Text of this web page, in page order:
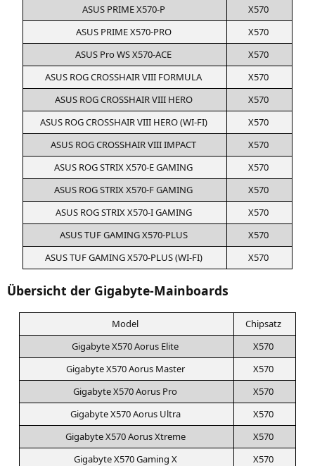
ASUS PRIMEX570‑P
X570
ASUS PRIMEX570-PRO
X570
ASUS ProWSX570-ACE
X570
ASUS ROGCROSSHAIRVIII FORMULA
X570
ASUS ROGCROSSHAIRVIII HERO
X570
ASUS ROGCROSSHAIRVIII HERO(WI-FI)
X570
ASUS ROGCROSSHAIRVIIIIMPACT
X570
ASUS ROGSTRIXX570‑EGAMING
X570
ASUS ROGSTRIXX570‑FGAMING
X570
ASUS ROGSTRIXX570‑IGAMING
X570
ASUSTUFGAMINGX570-PLUS
X570
ASUSTUFGAMINGX570-PLUS(WI-FI) X570
Übersicht der Gigabyte-Mainboards
Model
Chip­satz
Giga­byteX570Aorus Elite
X570
Giga­byteX570Aorus Master
X570
Giga­byteX570Aorus Pro
X570
Giga­byteX570Aorus Ultra
X570
Giga­byteX570Aorus Xtreme
X570
Giga­byteX570Gam­ing X
X570